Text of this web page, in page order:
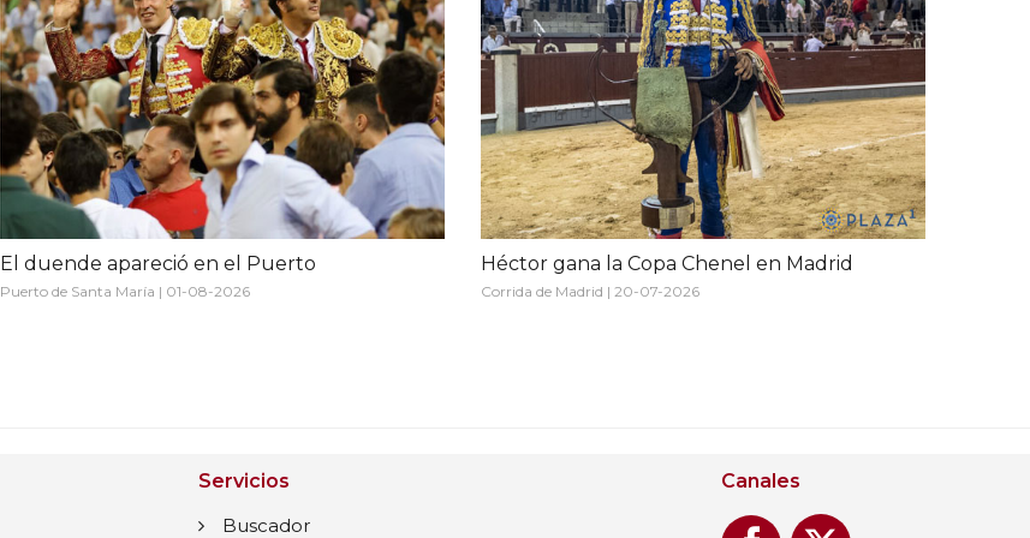
El duende apareció en el Puerto
Puerto de Santa María | 01-08-2026
Héctor gana la Copa Chenel en Madrid
Corrida de Madrid | 20-07-2026
Servicios
Buscador
Canales